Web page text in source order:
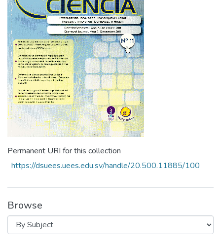
Permanent URI for this collection
https://dsuees.uees.edu.sv/handle/20.500.11885/100
Browse